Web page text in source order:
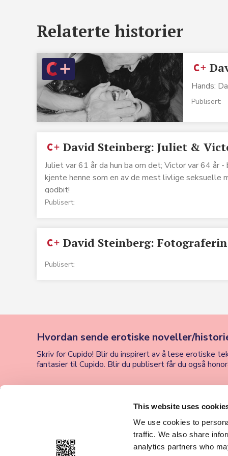
This website uses
We use cookies to
traffic. We also share
analytics partners who
Relaterte historier
Hands:
Publisert:
David Steinberg: Juliet &
Juliet var 61 år da hun ba om det; Victor var 64
kjente henne som en av de mest livlige seksuelle
godbit!
Publisert:
David Steinberg:
Publisert:
Hvordan sende erotiske noveller/
Skriv for Cupido! Blir du inspirert av å lese erotiske
fantasier til Cupido. Blir du publisert får du også
Ansvarlig redaktør :
Petter Sommerfelt
Datingside Cupido
Club
Om datingside Cupido